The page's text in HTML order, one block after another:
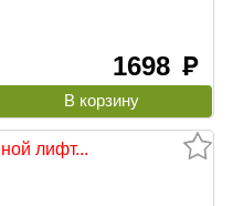
1698 руб
лифт...